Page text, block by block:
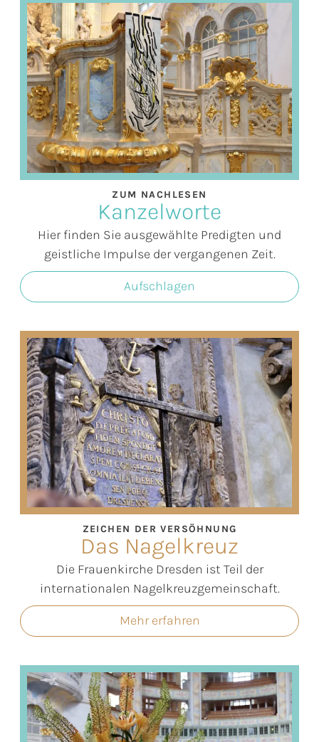
ZUM NACHLESEN
Kanzelworte
Hier finden Sie ausgewählte Predigten und
geistliche Impulse der vergangenen Zeit.
Aufschlagen
ZEICHEN DER VERSÖHNUNG
Das Nagelkreuz
Die Frauenkirche Dresden ist Teil der
internationalen Nagelkreuzgemeinschaft.
Mehr erfahren